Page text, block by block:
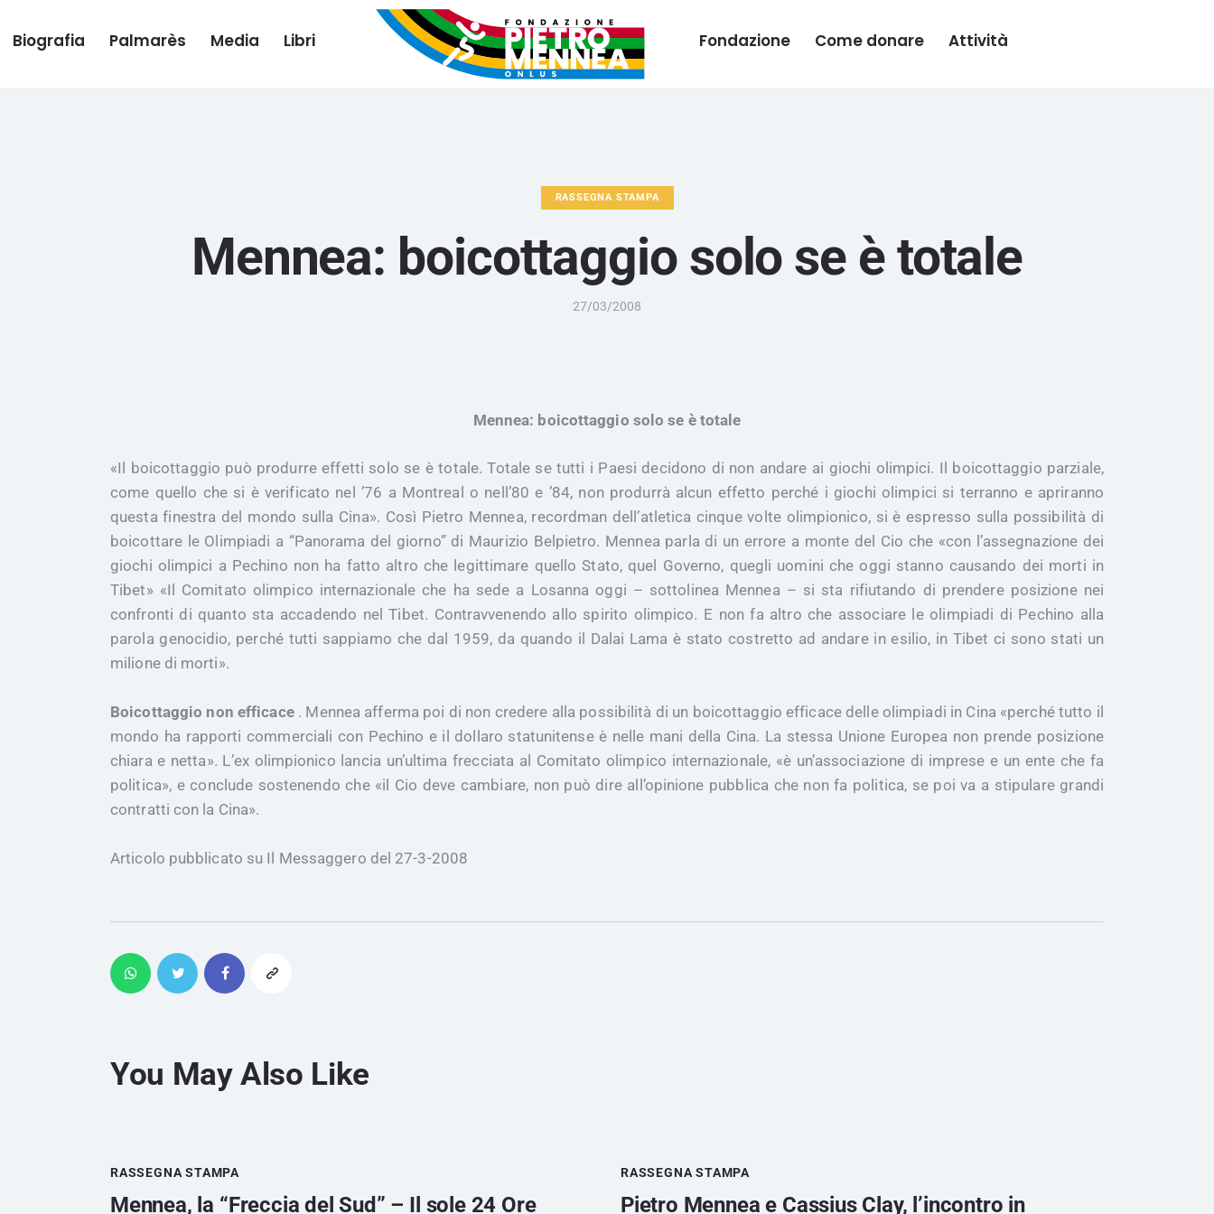
Biografia Palmarès Media Libri Fondazione Come donare Attività
RASSEGNA STAMPA
Mennea: boicottaggio solo se è totale
27/03/2008
Mennea: boicottaggio solo se è totale
«Il boicottaggio può produrre effetti solo se è totale. Totale se tutti i Paesi decidono di non andare ai giochi olimpici. Il boicottaggio parziale,
come quello che si è verificato nel ’76 a Montreal o nell’80 e ’84, non produrrà alcun effetto perché i giochi olimpici si terranno e apriranno
questa finestra del mondo sulla Cina». Così Pietro Mennea, recordman dell’atletica cinque volte olimpionico, si è espresso sulla possibilità di
boicottare le Olimpiadi a “Panorama del giorno” di Maurizio Belpietro. Mennea parla di un errore a monte del Cio che «con l’assegnazione dei
giochi olimpici a Pechino non ha fatto altro che legittimare quello Stato, quel Governo, quegli uomini che oggi stanno causando dei morti in
Tibet» «Il Comitato olimpico internazionale che ha sede a Losanna oggi – sottolinea Mennea – si sta rifiutando di prendere posizione nei
confronti di quanto sta accadendo nel Tibet. Contravvenendo allo spirito olimpico. E non fa altro che associare le olimpiadi di Pechino alla
parola genocidio, perché tutti sappiamo che dal 1959, da quando il Dalai Lama è stato costretto ad andare in esilio, in Tibet ci sono stati un
milione di morti».
Boicottaggio non efficace . Mennea afferma poi di non credere alla possibilità di un boicottaggio efficace delle olimpiadi in Cina «perché tutto il
mondo ha rapporti commerciali con Pechino e il dollaro statunitense è nelle mani della Cina. La stessa Unione Europea non prende posizione
chiara e netta». L’ex olimpionico lancia un’ultima frecciata al Comitato olimpico internazionale, «è un’associazione di imprese e un ente che fa
politica», e conclude sostenendo che «il Cio deve cambiare, non può dire all’opinione pubblica che non fa politica, se poi va a stipulare grandi
contratti con la Cina».
Articolo pubblicato su Il Messaggero del 27-3-2008
You May Also Like
RASSEGNA STAMPA
Mennea, la “Freccia del Sud” – Il sole 24 Ore
RASSEGNA STAMPA
Pietro Mennea e Cassius Clay, l’incontro in